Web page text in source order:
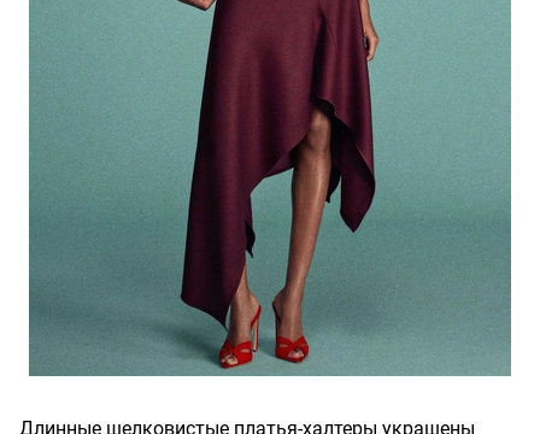
Длинные шелковистые платья-халтеры украшены